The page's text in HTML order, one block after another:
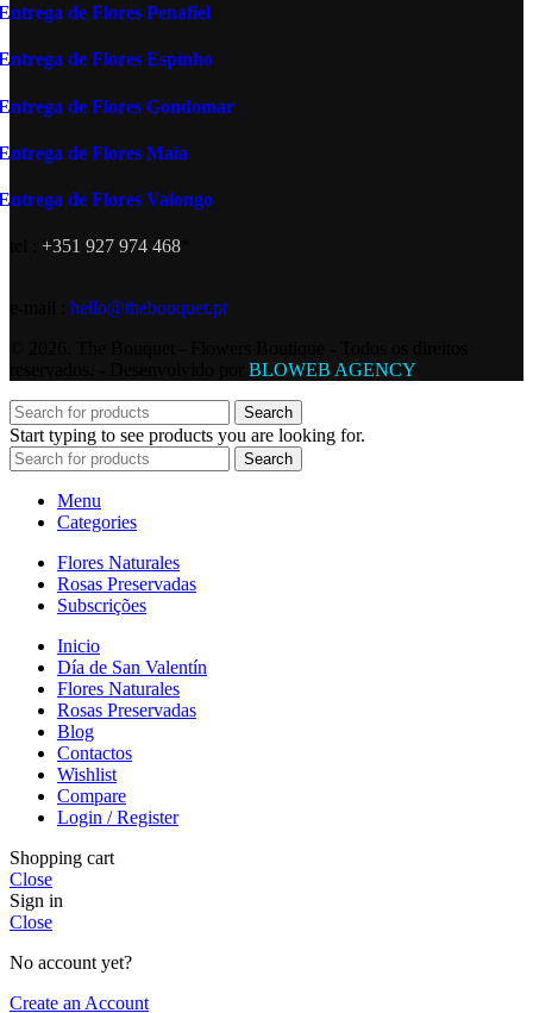
de Flores Penafiel
de Flores Espinho
de Flores Gondomar
de Flores Maia
de Flores Valongo
+351 927 974 468
hello@thebouquet.pt
BLOWEB AGENCY
Search
Start typing to see products you are looking for.
Search
Menu
Categories
Flores Naturales
Rosas Preservadas
Subscrições
Inicio
Día de San Valentín
Flores Naturales
Rosas Preservadas
Blog
Contactos
Wishlist
Compare
Login / Register
Shopping cart
Close
Sign in
Close
No account yet?
Create an Account